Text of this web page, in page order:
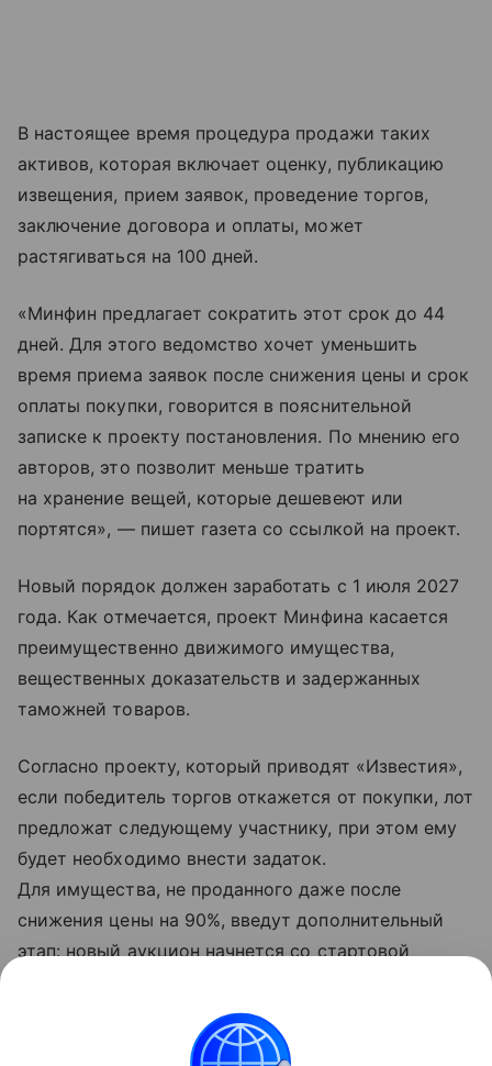
В настоящее время процедура продажи таких
активов, которая включает оценку, публикацию
извещения, прием заявок, проведение торгов,
заключение договора и оплаты, может
растягиваться на 100 дней.
«Минфин предлагает сократить этот срок до 44
дней. Для этого ведомство хочет уменьшить
время приема заявок после снижения цены и срок
оплаты покупки, говорится в пояснительной
записке к проекту постановления. По мнению его
авторов, это позволит меньше тратить
на хранение вещей, которые дешевеют или
портятся», — пишет газета со ссылкой на проект.
Новый порядок должен заработать с 1 июля 2027
года. Как отмечается, проект Минфина касается
преимущественно движимого имущества,
вещественных доказательств и задержанных
таможней товаров.
Согласно проекту, который приводят «Известия»,
если победитель торгов откажется от покупки, лот
предложат следующему участнику, при этом ему
будет необходимо внести задаток.
Для имущества, не проданного даже после
снижения цены на 90%, введут дополнительный
этап: новый аукцион начнется со стартовой
цена может вырасти при нескольких заявках.